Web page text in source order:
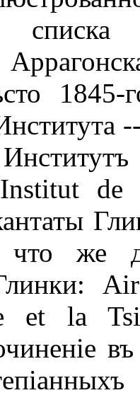
1845-
de
что же
Глинки:
et la